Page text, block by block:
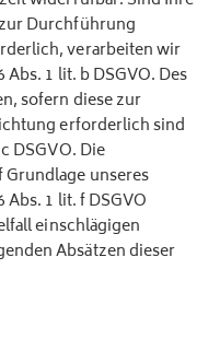
Durchführung
verarbeiten wir
1 lit. b DSGVO. Des
sofern diese zur
erforderlich sind
DSGVO. Die
unseres
1 lit. f DSGVO
einschlägigen
Absätzen dieser